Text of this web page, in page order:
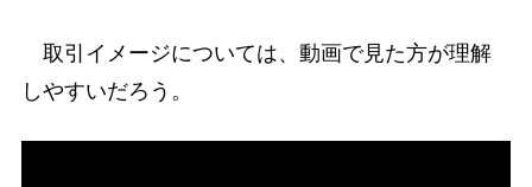
取引イメージについては、動画で見た方が理解
しやすいだろう。